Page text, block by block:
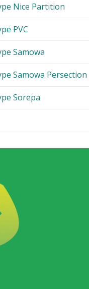
Nice Partition
PVC
Samowa
Samowa Persection
Sorepa